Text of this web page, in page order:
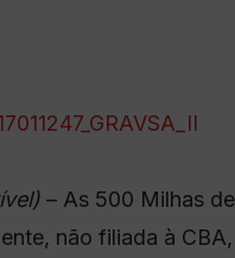
– As 500 Milhas
não filiada à